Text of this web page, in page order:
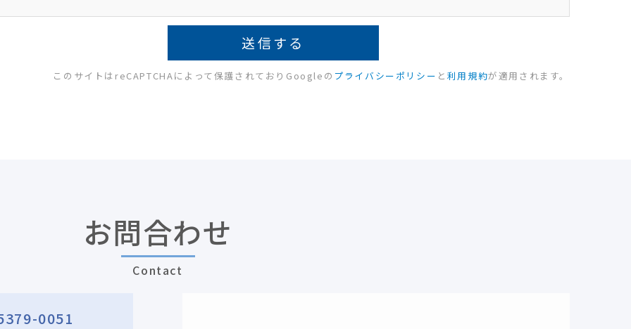
このサイトはreCAPTCHAによって保護されておりGoogleの プライバシーポリシー と 利用規約が適用されます。
お問合わせ
Contact
0051